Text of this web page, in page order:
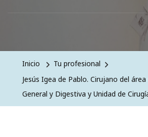
Inicio
Tu profesional
Jesús Igea de Pablo. Cirujano del área
General y Digestiva y Unidad de